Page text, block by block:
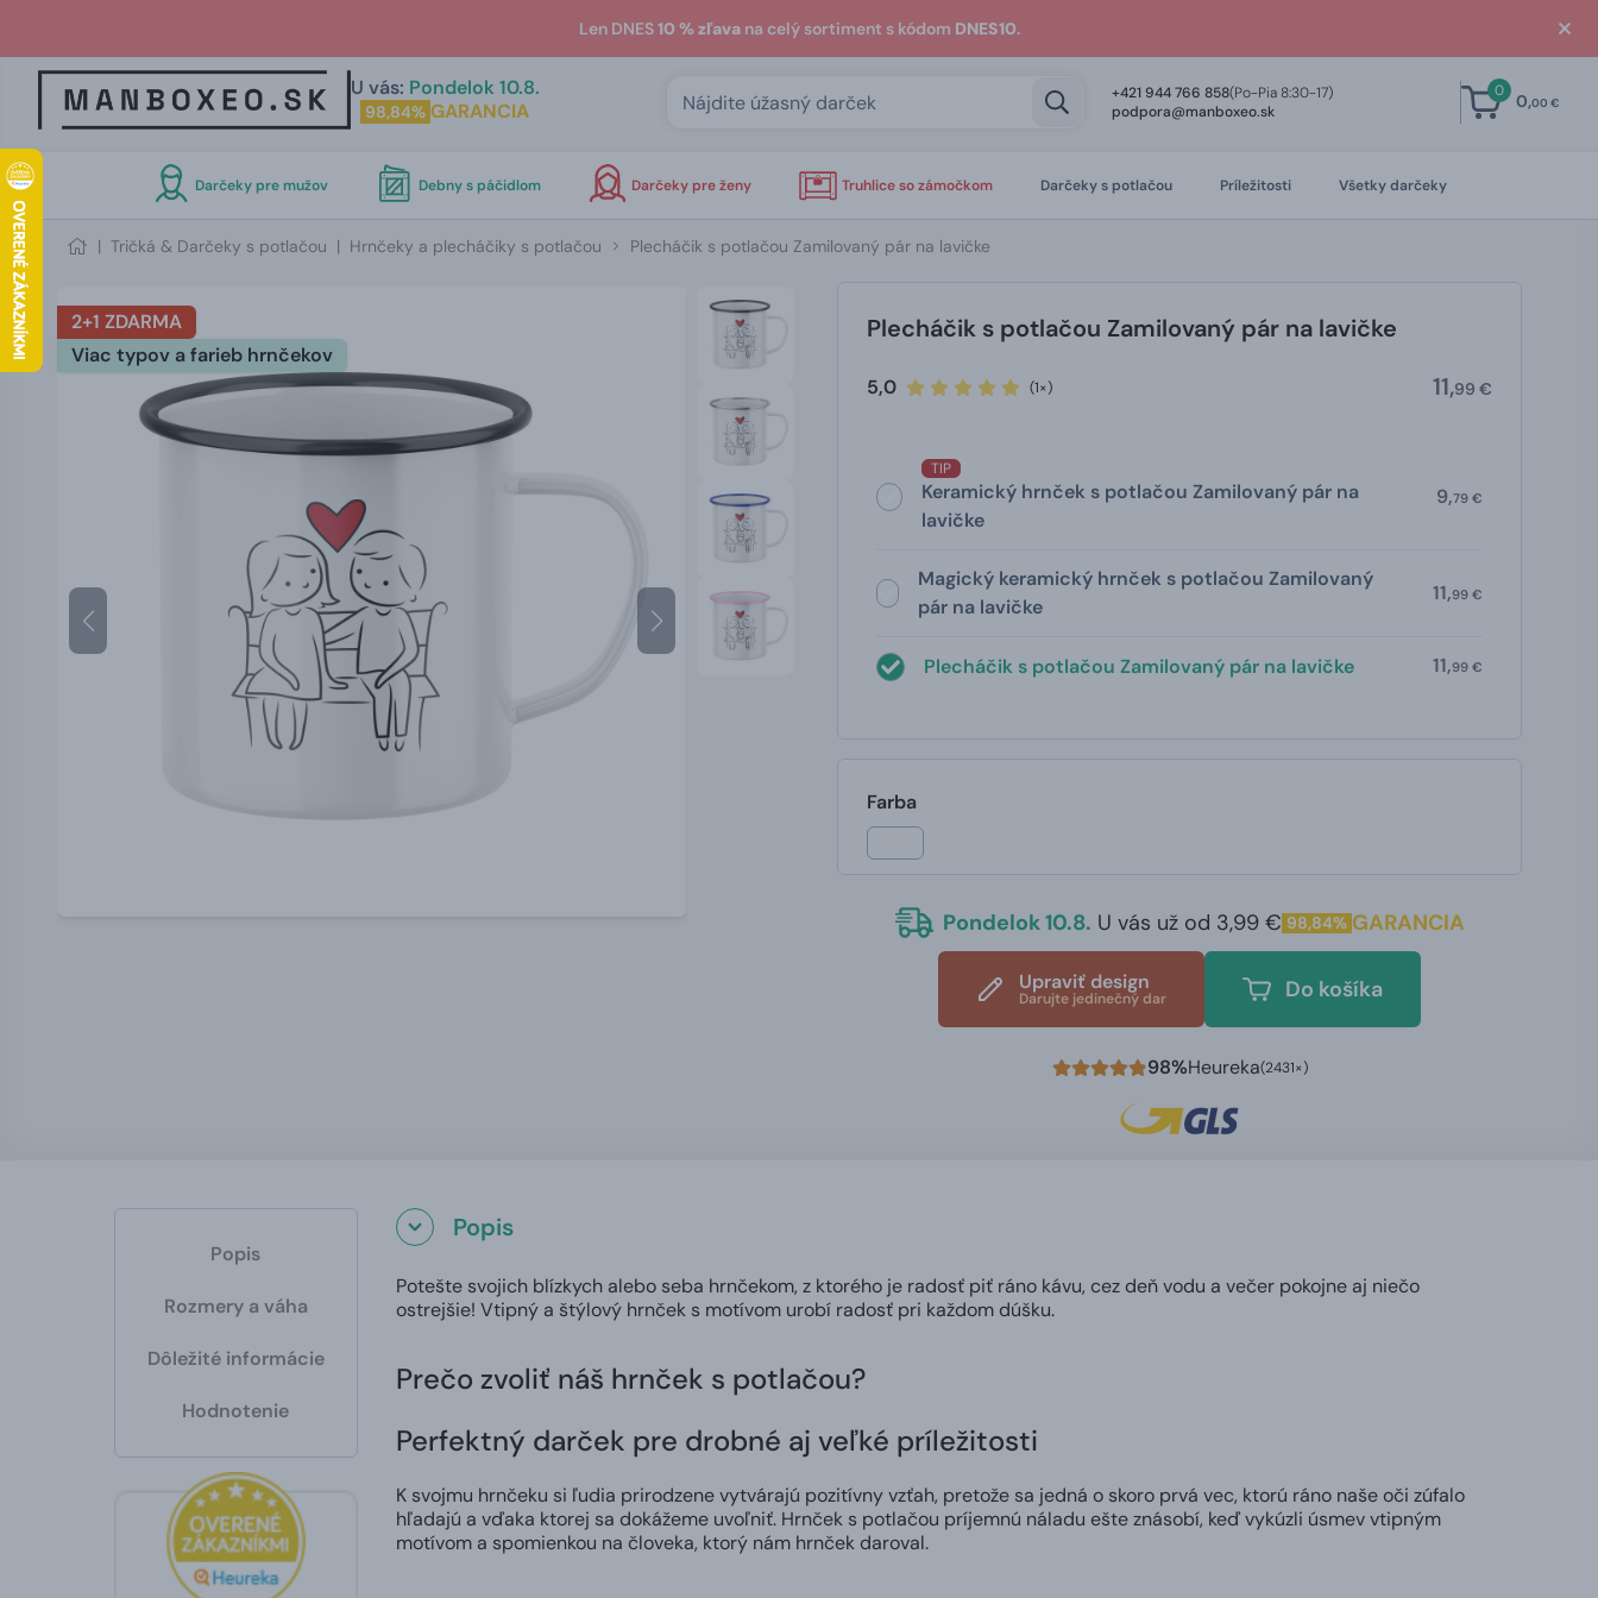
Len DNES10 % zľavana celý sortiment s kódom DNES10.
U vás: Pondelok 10.8.
98,84% GARANCIA
+421 944 766 858(Po-Pia 8:30-17)
podpora@manboxeo.sk
0 0,00 €
Darčeky pre mužov Debny s páčidlom Darčeky pre ženy Truhlice so zámočkom Darčeky s potlačou Príležitosti Všetky darčeky
| Tričká & Darčeky s potlačou | Hrnčeky a plecháčiky s potlačou Plecháčik s potlačou Zamilovaný pár na lavičke
2+1 ZDARMA
Viac typov a farieb hrnčekov
Plecháčik s potlačou Zamilovaný pár na lavičke
5,0 (1×) 11,99 €
TIP
Keramický hrnček s potlačou Zamilovaný pár na
lavičke
9,79 €
Magický keramický hrnček s potlačou Zamilovaný
pár na lavičke
11,99 €
Plecháčik s potlačou Zamilovaný pár na lavičke 11,99 €
Farba
Pondelok 10.8. U vás už od 3,99 € 98,84% GARANCIA
Upraviť design
Darujte jedinečný dar Do košíka
98%Heureka(2431×)
Popis
Rozmery a váha
Dôležité informácie
Hodnotenie
Popis
Potešte svojich blízkych alebo seba hrnčekom, z ktorého je radosť piť ráno kávu, cez deň vodu a večer pokojne aj niečo
ostrejšie! Vtipný a štýlový hrnček s motívom urobí radosť pri každom dúšku.
Prečo zvoliť náš hrnček s potlačou?
Perfektný darček pre drobné aj veľké príležitosti
K svojmu hrnčeku si ľudia prirodzene vytvárajú pozitívny vzťah, pretože sa jedná o skoro prvá vec, ktorú ráno naše oči zúfalo
hľadajú a vďaka ktorej sa dokážeme uvoľniť. Hrnček s potlačou príjemnú náladu ešte znásobí, keď vykúzli úsmev vtipným
motívom a spomienkou na človeka, ktorý nám hrnček daroval.